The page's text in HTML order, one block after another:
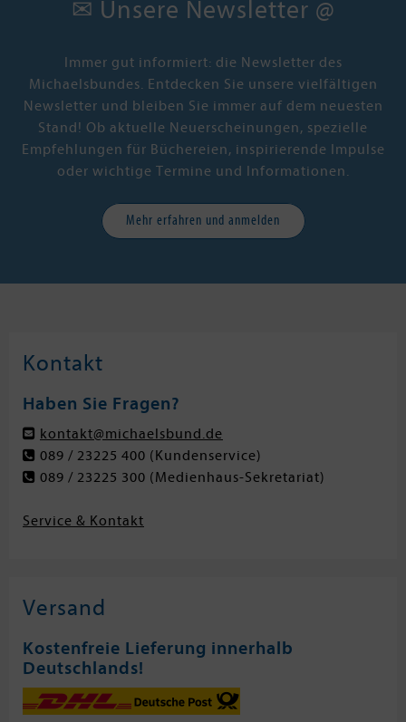
wissend, dass ein Hinterhof und ein
✉ Unsere Newsletter @
Immer gut informiert: die Newsletter des
Michaelsbundes. Entdecken Sie unsere vielfältigen
Newsletter und bleiben Sie immer auf dem neuesten
Stand! Ob aktuelle Neuerscheinungen, spezielle
Empfehlungen für Büchereien, inspirierende Impulse
oder wichtige Termine und Informationen.
Mehr erfahren und anmelden
Kontakt
Haben Sie Fragen?
kontakt@michaelsbund.de
089 / 23225 400 (Kundenservice)
089 / 23225 300 (Medienhaus-Sekretariat)
Service & Kontakt
Versand
Kostenfreie Lieferung innerhalb
Deutschlands!